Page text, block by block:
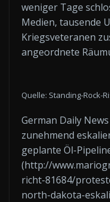
weniger Tage
Medien, tausende
Kriegsveteranen
angeordnete
Quelle: Standing-Rock-
German Daily
zunehmend
geplante Öl-
(http://
richt-81684/
north-dakota-